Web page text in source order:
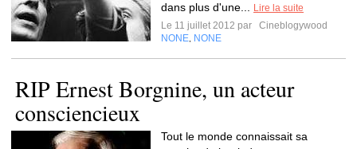
dans plus d'une...
Lire la suite
Le 11 juillet 2012 par
Cineblogywood
NONE NONE
RIP Ernest Borgnine, un acteur
consciencieux
Tout le monde connaissait sa